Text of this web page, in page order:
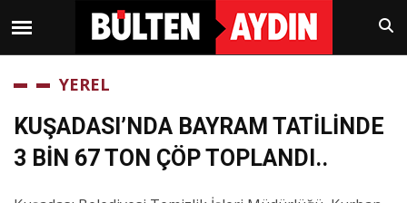
YEREL
KUŞADASI’NDA BAYRAM TATİLİNDE
3 BİN 67 TON ÇÖP TOPLANDI..